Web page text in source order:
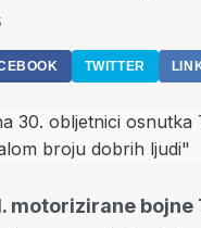
TWITTER
motorizirane